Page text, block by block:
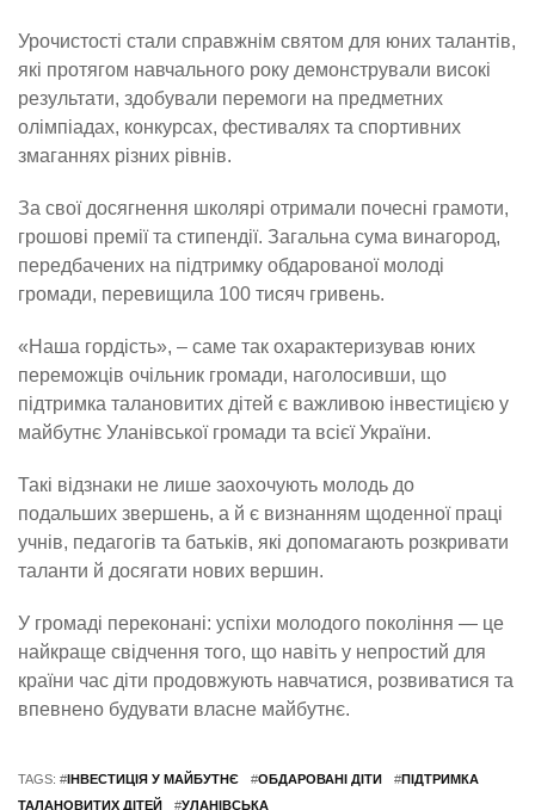
Урочистості стали справжнім святом для юних талантів,
які протягом навчального року демонстрували високі
результати, здобували перемоги на предметних
олімпіадах, конкурсах, фестивалях та спортивних
змаганнях різних рівнів.
За свої досягнення школярі отримали почесні грамоти,
грошові премії та стипендії. Загальна сума винагород,
передбачених на підтримку обдарованої молоді
громади, перевищила 100 тисяч гривень.
«Наша гордість», – саме так охарактеризував юних
переможців очільник громади, наголосивши, що
підтримка талановитих дітей є важливою інвестицією у
майбутнє Уланівської громади та всієї України.
Такі відзнаки не лише заохочують молодь до
подальших звершень, а й є визнанням щоденної праці
учнів, педагогів та батьків, які допомагають розкривати
таланти й досягати нових вершин.
У громаді переконані: успіхи молодого покоління — це
найкраще свідчення того, що навіть у непростий для
країни час діти продовжують навчатися, розвиватися та
впевнено будувати власне майбутнє.
TAGS: #ІНВЕСТИЦІЯ У МАЙБУТНЄ #ОБДАРОВАНІ ДІТИ #ПІДТРИМКА
ТАЛАНОВИТИХ ДІТЕЙ
#УЛАНІВСЬКА